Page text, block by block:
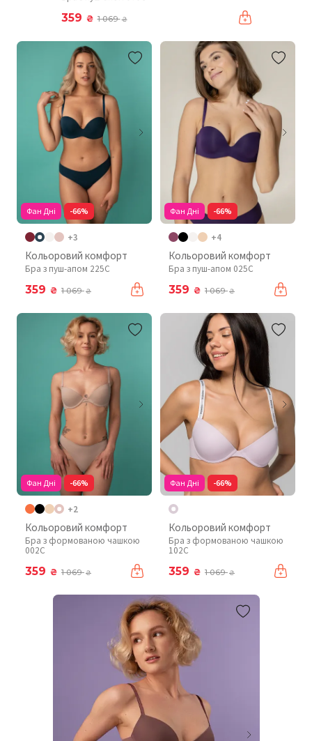
359 ₴ 1 069₴
Фан Дні -66%
+3
Кольоровий комфорт
Бра з пуш-апом 225C
359 ₴ 1 069₴
Фан Дні -66%
+4
Кольоровий комфорт
Бра з пуш-апом 025C
359 ₴ 1 069₴
Фан Дні -66%
+2
Кольоровий комфорт
Бра з формованою чашкою
002C
359 ₴ 1 069₴
Фан Дні -66%
Кольоровий комфорт
Бра з формованою чашкою
102C
359 ₴ 1 069₴